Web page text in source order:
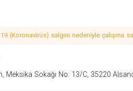
19 (Koronavirüs) salgını nedeniyle çalışma
Meksika Sokağı No: 13/C, 35220